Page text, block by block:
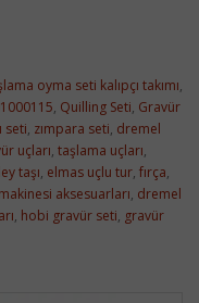
oyma seti kalıpçı takımı,
, Quilling Seti, Gravür
seti, zımpara seti, dremel
uçları, taşlama uçları,
taşı, elmas uçlu tur, fırça,
aksesuarları, dremel
, hobi gravür seti, gravür